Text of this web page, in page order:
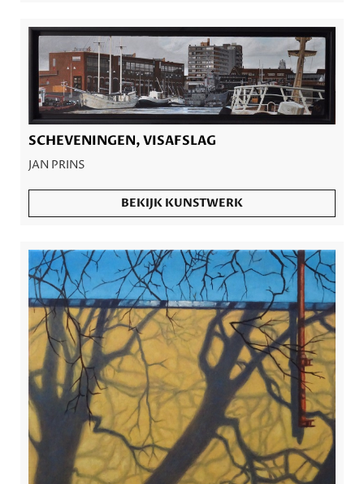
SCHEVENINGEN, VISAFSLAG
JAN PRINS
BEKIJK KUNSTWERK